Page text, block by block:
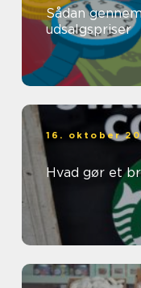
Sådan
udsalgspriser
16. oktober
Hvad gør et